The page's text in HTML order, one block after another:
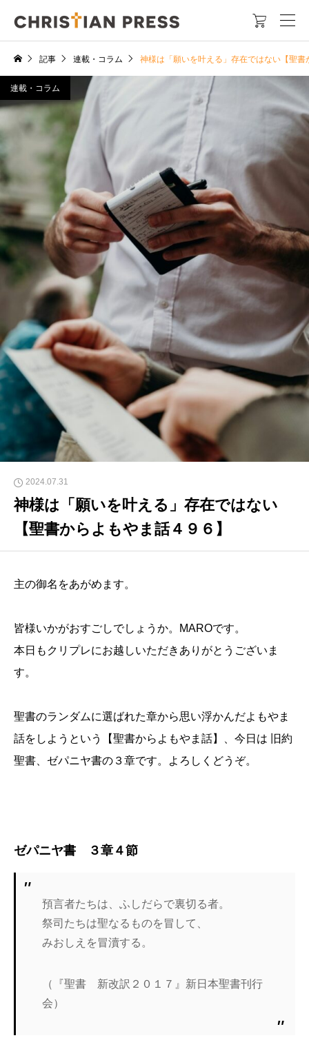

記事 連載・コラム 神様は「願いを叶える」存在ではない【聖
連載・コラム
2024.07.31
神様は「願いを叶える」存在ではない
【聖書からよもやま話４９６】
主の御名をあがめます。
皆様いかがおすごしでしょうか。MAROです。
本日もクリプレにお越しいただきありがとうございま
す。
聖書のランダムに選ばれた章から思い浮かんだよもやま
話をしようという【聖書からよもやま話】、今日は 旧約
聖書、ゼパニヤ書の３章です。よろしくどうぞ。
ゼパニヤ書 ３章４節
預言者たちは、ふしだらで裏切る者。
祭司たちは聖なるものを冒して、
みおしえを冒瀆する。
（『聖書 新改訳２０１７』新日本聖書刊行
会）